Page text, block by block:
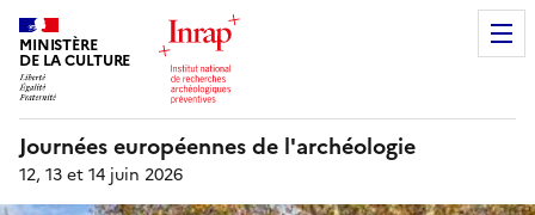
MINISTÈRE
DE LA CULTURE
Journées européennes de l'archéologie
12, 13 et 14 juin 2026